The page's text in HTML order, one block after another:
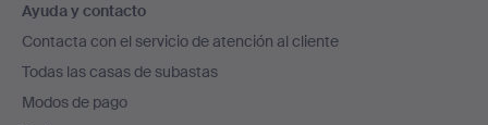
en
el
pie
Ayuda y contacto
Contacta con el servicio de atención al cliente
Todas las casas de subastas
Modos de pago